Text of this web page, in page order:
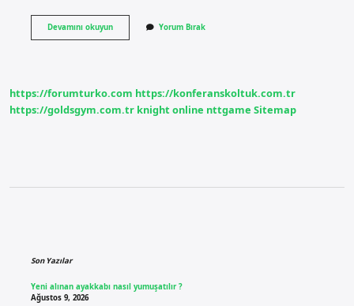
Devamını okuyunDiyette
Hangi
Yorum Bırak
https://forumturko.com https://konferanskoltuk.com.tr
https://goldsgym.com.tr knight online nttgame Sitemap
Son Yazılar
Yeni alınan ayakkabı nasıl yumuşatılır ?
Ağustos 9, 2026